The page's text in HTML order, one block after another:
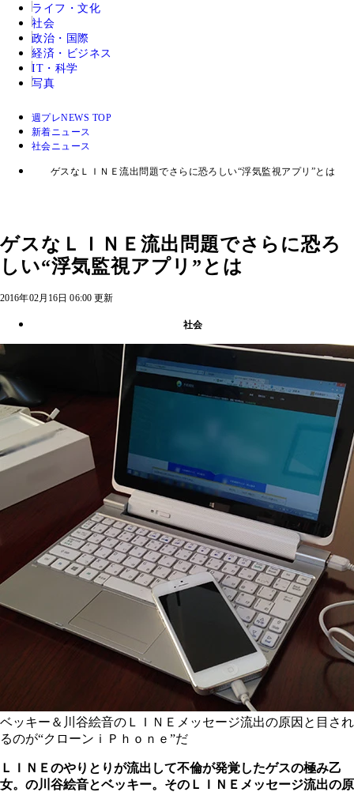
ライフ・文化
社会
政治・国際
経済・ビジネス
IT・科学
写真
週プレNEWS TOP
新着ニュース
社会ニュース
ゲスなＬＩＮＥ流出問題でさらに恐ろしい“浮気監視アプリ”とは
ゲスなＬＩＮＥ流出問題でさらに恐ろ
しい“浮気監視アプリ”とは
2016年02月16日 06:00 更新
社会
ベッキー＆川谷絵音のＬＩＮＥメッセージ流出の原因と目され
るのが“クローンｉＰｈｏｎｅ”だ
ＬＩＮＥのやりとりが流出して不倫が発覚したゲスの極み乙
女。の川谷絵音とベッキー。そのＬＩＮＥメッセージ流出の原